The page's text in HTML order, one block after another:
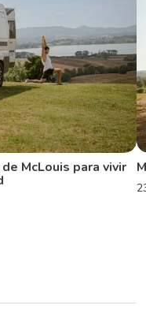
McLouis para vivir